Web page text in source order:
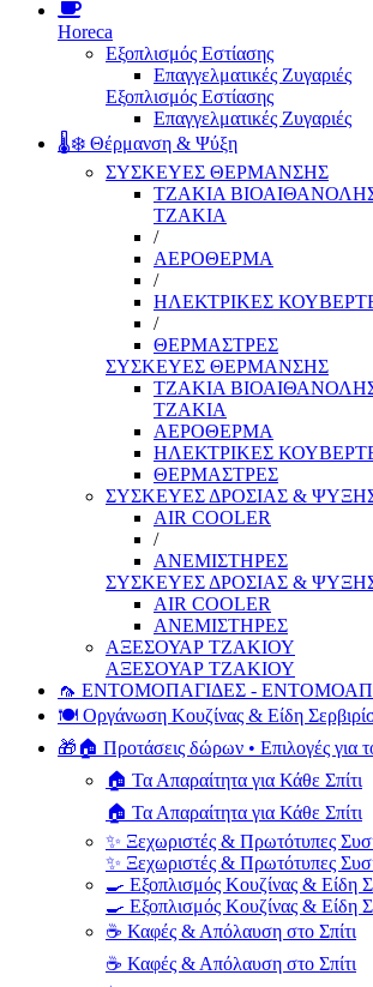
Horeca
Εξοπλισμός Εστίασης
Επαγγελματικές Ζυγαριές
Εξοπλισμός Εστίασης
Επαγγελματικές Ζυγαριές
🌡️❄️ Θέρμανση & Ψύξη
ΣΥΣΚΕΥΕΣ ΘΕΡΜΑΝΣΗΣ
ΤΖΑΚΙΑ
ΤΖΑΚΙΑ
/
ΑΕΡΟΘΕΡΜΑ
/
ΗΛΕΚΤΡΙΚΕΣ
/
ΘΕΡΜΑΣΤΡΕΣ
ΣΥΣΚΕΥΕΣ ΘΕΡΜΑΝΣΗΣ
ΤΖΑΚΙΑ
ΤΖΑΚΙΑ
ΑΕΡΟΘΕΡΜΑ
ΗΛΕΚΤΡΙΚΕΣ
ΘΕΡΜΑΣΤΡΕΣ
ΣΥΣΚΕΥΕΣ ΔΡΟΣΙΑΣ &
AIR COOLER
/
ΑΝΕΜΙΣΤΗΡΕΣ
ΣΥΣΚΕΥΕΣ ΔΡΟΣΙΑΣ &
AIR COOLER
ΑΝΕΜΙΣΤΗΡΕΣ
ΑΞΕΣΟΥΑΡ ΤΖΑΚΙΟΥ
ΑΞΕΣΟΥΑΡ ΤΖΑΚΙΟΥ
🦟 ΕΝΤΟΜΟΠΑΓΙΔΕΣ -
🍽️ Οργάνωση Κουζίνας & Είδη
🎁🏠 Προτάσεις δώρων • Επιλογές για
🏠 Τα Απαραίτητα για Κάθε Σπίτι
🏠 Τα Απαραίτητα για Κάθε Σπίτι
✨ Ξεχωριστές & Πρωτότυπες
✨ Ξεχωριστές & Πρωτότυπες
🍳 Εξοπλισμός Κουζίνας & Είδη
🍳 Εξοπλισμός Κουζίνας & Είδη
☕ Καφές & Απόλαυση στο Σπίτι
☕ Καφές & Απόλαυση στο Σπίτι